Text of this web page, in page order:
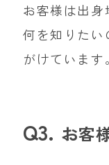
お客様は出
何を知りた
がけています。
お客